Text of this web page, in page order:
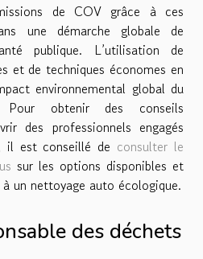
de COV grâce à ces
une démarche globale de
publique. L’utilisation de
et de techniques économes en
environnemental global du
Pour obtenir des conseils
des professionnels engagés
il est conseillé de consulter le
sur les options disponibles et
un nettoyage auto écologique.
des déchets